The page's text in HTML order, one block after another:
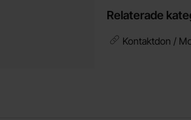
Relaterade
Kontaktdon /